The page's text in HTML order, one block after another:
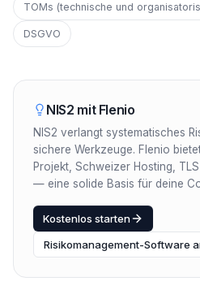
TOMs (technische und
DSGVO
NIS2 mit Flenio
NIS2 verlangt systematisches
sichere Werkzeuge. Flenio
Projekt, Schweizer Hosting,
— eine solide Basis für deine
Kostenlos starten
Risikomanagement-Software